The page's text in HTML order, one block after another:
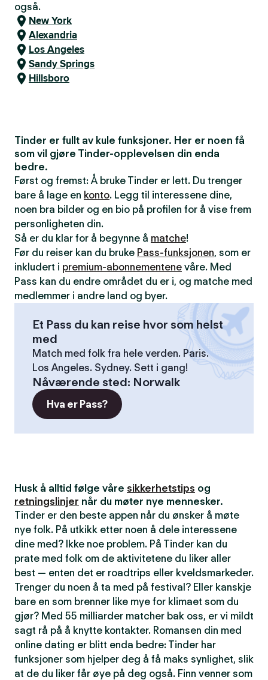
også.
New York
Alexandria
Los Angeles
Sandy Springs
Hillsboro
Tinder er fullt av kule funksjoner. Her er noen få
som vil gjøre Tinder-opplevelsen din enda
bedre.
Først og fremst: Å bruke Tinder er lett. Du trenger
bare å lage en konto. Legg til interessene dine,
noen bra bilder og en bio på profilen for å vise frem
personligheten din.
Så er du klar for å begynne å matche!
Før du reiser kan du bruke Pass-funksjonen, som er
inkludert i premium-abonnementene våre. Med
Pass kan du endre området du er i, og matche med
medlemmer i andre land og byer.
Et Pass du kan reise hvor som helst
med
Match med folk fra hele verden. Paris.
Los Angeles. Sydney. Sett i gang!
Nåværende sted: Norwalk
Hva er Pass?
Husk å alltid følge våre sikkerhetstips og
retningslinjer når du møter nye mennesker.
Tinder er den beste appen når du ønsker å møte
nye folk. På utkikk etter noen å dele interessene
dine med? Ikke noe problem. På Tinder kan du
prate med folk om de aktivitetene du liker aller
best — enten det er roadtrips eller kveldsmarkeder.
Trenger du noen å ta med på festival? Eller kanskje
bare en som brenner like mye for klimaet som du
gjør? Med 55 milliarder matcher bak oss, er vi mildt
sagt rå på å knytte kontakter. Romansen din med
online dating er blitt enda bedre: Tinder har
funksjoner som hjelper deg å få maks synlighet, slik
at de du liker får øye på deg også. Finn venner som